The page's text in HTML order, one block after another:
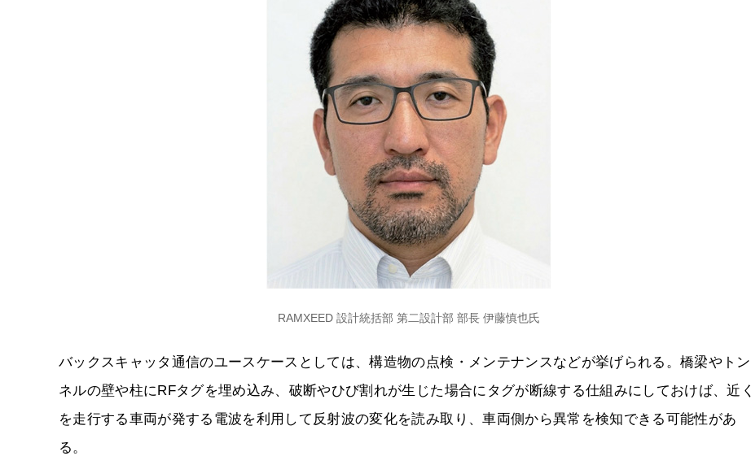
RAMXEED 設計統括部 第二設計部 部長 伊藤慎也氏
バックスキャッタ通信のユースケースとしては、構造物の点検・メンテナンスなどが挙げられる。橋梁やトン
ネルの壁や柱にRFタグを埋め込み、破断やひび割れが生じた場合にタグが断線する仕組みにしておけば、近く
を走行する車両が発する電波を利用して反射波の変化を読み取り、車両側から異常を検知できる可能性があ
る。